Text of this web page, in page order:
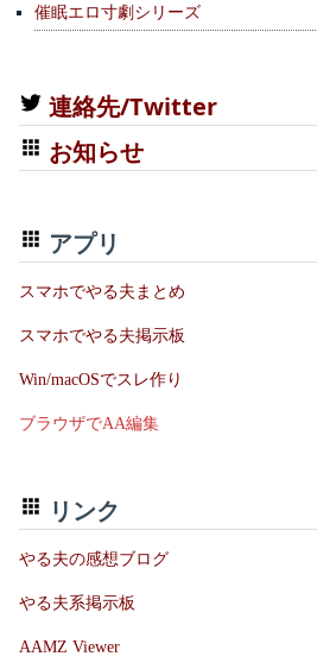
催眠エロ寸劇シリーズ
連絡先/Twitter
お知らせ
アプリ
スマホでやる夫まとめ
スマホでやる夫掲示板
Win/macOSでスレ作り
ブラウザでAA編集
リンク
やる夫の感想ブログ
やる夫系掲示板
AAMZ Viewer